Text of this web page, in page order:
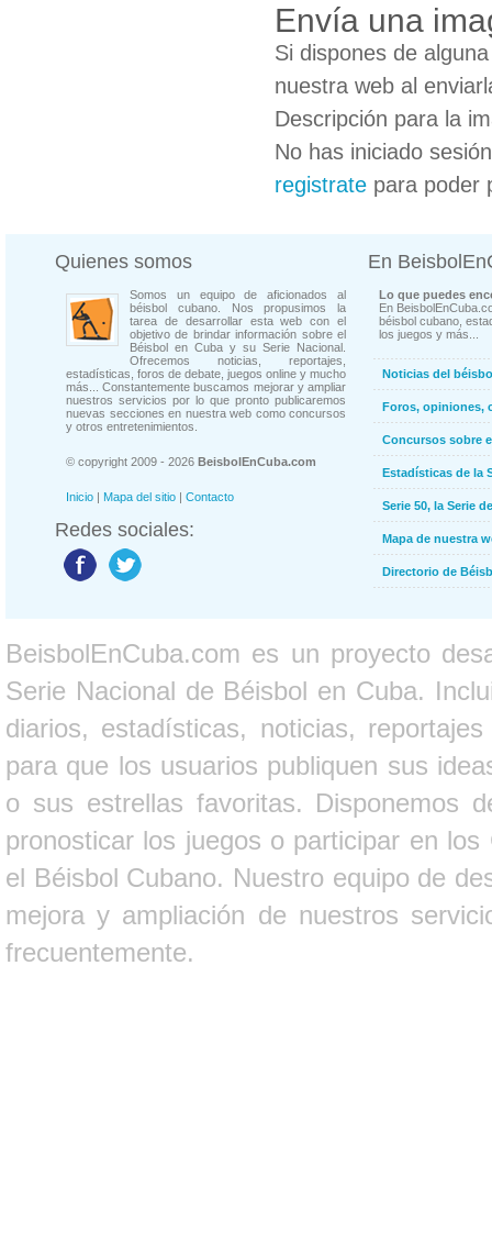
Envía una
Si dispones de
nuestra web al
Descripción para la
No has iniciado
registrate para poder
Quienes somos
Somos un equipo de aficionados al
béisbol cubano. Nos propusimos la
tarea de desarrollar esta web con el
objetivo de brindar información sobre el
Béisbol en Cuba y su Serie Nacional.
Ofrecemos noticias, reportajes,
estadísticas, foros de debate, juegos online y mucho
más... Constantemente buscamos mejorar y ampliar
nuestros servicios por lo que pronto publicaremos
nuevas secciones en nuestra web como concursos
y otros entretenimientos.
© copyright 2009 - 2026 BeisbolEnCuba.com
Inicio | Mapa del sitio | Contacto
Redes sociales:
En
Lo que puedes
En
béisbol cubano,
los juegos y más...
Noticias del
Foros, opiniones,
Concursos sobre
Estadísticas de la
Serie 50, la Serie
Mapa de nuestra
Directorio de
BeisbolEnCuba.com es un proyecto
Serie Nacional de Béisbol en Cuba.
diarios, estadísticas, noticias,
para que los usuarios publiquen sus
o sus estrellas favoritas. Disponemos
pronosticar los juegos o participar en
el Béisbol Cubano. Nuestro equipo de
mejora y ampliación de nuestros
frecuentemente.